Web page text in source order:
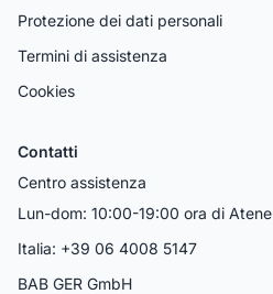
Protezione dei dati personali
Termini di assistenza
Cookies
Contatti
Centro assistenza
Lun-dom: 10:00-19:00 ora di Atene
Italia: +39 06 4008 5147
BAB GER GmbH